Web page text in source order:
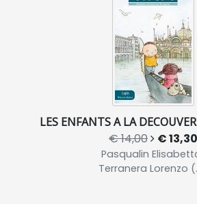
LES ENFANTS A LA
€ 14,00 € 13,30
Pasqualin
Terranera Lorenzo